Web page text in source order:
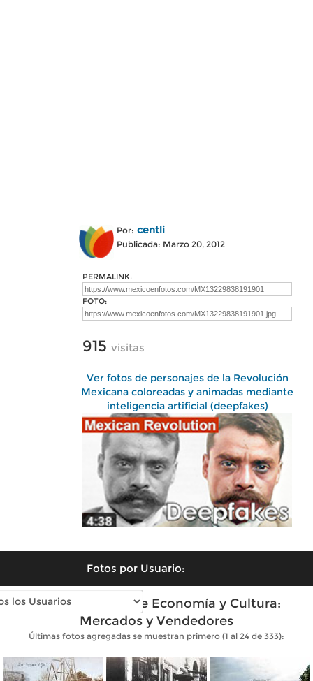
Por: centli
Publicada: Marzo 20, 2012
PERMALINK:
FOTO:
915 visitas
Ver fotos de personajes de la Revolución
Mexicana coloreadas y animadas mediante
inteligencia artificial (deepfakes)
Fotos por Usuario:
Fotos antiguas de Economía y Cultura:
Mercados y Vendedores
Últimas fotos agregadas se muestran primero (1 al 24 de 333):